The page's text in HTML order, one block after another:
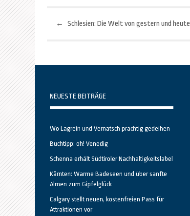
Beitragsnavigation
← Schlesien: Die Welt von gestern und heute
NEUESTE BEITRÄGE
Wo Lagrein und Vernatsch prächtig gedeihen
Buchtipp: oh! Venedig
Schenna erhält Südtiroler Nachhaltigkeitslabel
Kärnten: Warme Badeseen und über sanfte
Almen zum Gipfelglück
Calgary stellt neuen, kostenfreien Pass für
Attraktionen vor